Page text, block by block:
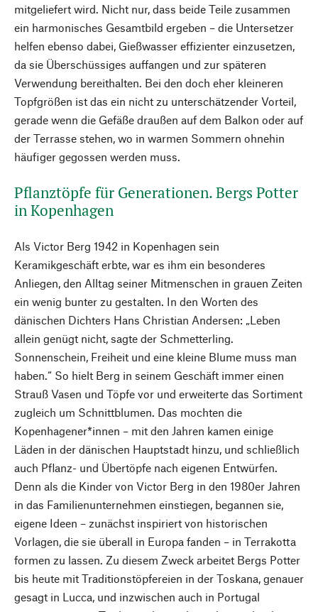
mitgeliefert wird. Nicht nur, dass beide Teile zusammen
ein harmonisches Gesamtbild ergeben – die Untersetzer
helfen ebenso dabei, Gießwasser effizienter einzusetzen,
da sie Überschüssiges auffangen und zur späteren
Verwendung bereithalten. Bei den doch eher kleineren
Topfgrößen ist das ein nicht zu unterschätzender Vorteil,
gerade wenn die Gefäße draußen auf dem Balkon oder auf
der Terrasse stehen, wo in warmen Sommern ohnehin
häufiger gegossen werden muss.
Pflanztöpfe für Generationen. Bergs Potter
in Kopenhagen
Als Victor Berg 1942 in Kopenhagen sein
Keramikgeschäft erbte, war es ihm ein besonderes
Anliegen, den Alltag seiner Mitmenschen in grauen Zeiten
ein wenig bunter zu gestalten. In den Worten des
dänischen Dichters Hans Christian Andersen: „Leben
allein genügt nicht, sagte der Schmetterling.
Sonnenschein, Freiheit und eine kleine Blume muss man
haben.“ So hielt Berg in seinem Geschäft immer einen
Strauß Vasen und Töpfe vor und erweiterte das Sortiment
zugleich um Schnittblumen. Das mochten die
Kopenhagener*innen – mit den Jahren kamen einige
Läden in der dänischen Hauptstadt hinzu, und schließlich
auch Pflanz- und Übertöpfe nach eigenen Entwürfen.
Denn als die Kinder von Victor Berg in den 1980er Jahren
in das Familienunternehmen einstiegen, begannen sie,
eigene Ideen – zunächst inspiriert von historischen
Vorlagen, die sie überall in Europa fanden – in Terrakotta
formen zu lassen. Zu diesem Zweck arbeitet Bergs Potter
bis heute mit Traditionstöpfereien in der Toskana, genauer
gesagt in Lucca, und inzwischen auch in Portugal